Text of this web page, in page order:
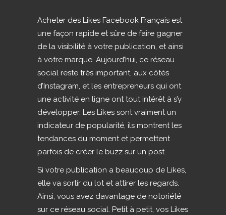
Acheter des Likes Facebook Français est
une façon rapide et sûre de faire gagner
de la visibilité à votre publication, et ainsi
à votre marque. Aujourd’hui, ce réseau
social reste très important, aux côtés
d’Instagram, et les entrepreneurs qui ont
une activité en ligne ont tout intérêt à s’y
développer. Les Likes sont vraiment un
indicateur de popularité, ils montrent les
tendances du moment et permettent
parfois de créer le buzz sur un post.
Si votre publication a beaucoup de Likes,
elle va sortir du lot et attirer les regards.
Ainsi, vous avez davantage de notoriété
sur ce réseau social. Petit à petit, vos Likes